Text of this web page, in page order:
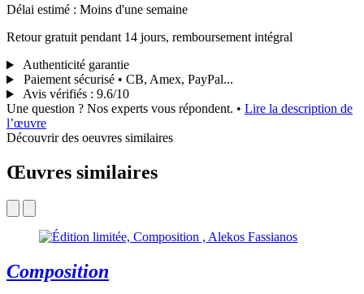
Délai estimé : Moins d'une semaine
Retour gratuit pendant 14 jours, remboursement intégral
Authenticité garantie
Paiement sécurisé • CB, Amex, PayPal...
Avis vérifiés : 9.6/10
Une question ? Nos experts vous répondent. • Lire la description de
l’œuvre
Découvrir des oeuvres similaires
Œuvres similaires
Composition